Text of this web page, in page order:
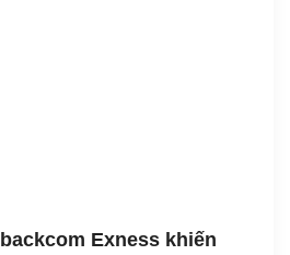
Exness khiến